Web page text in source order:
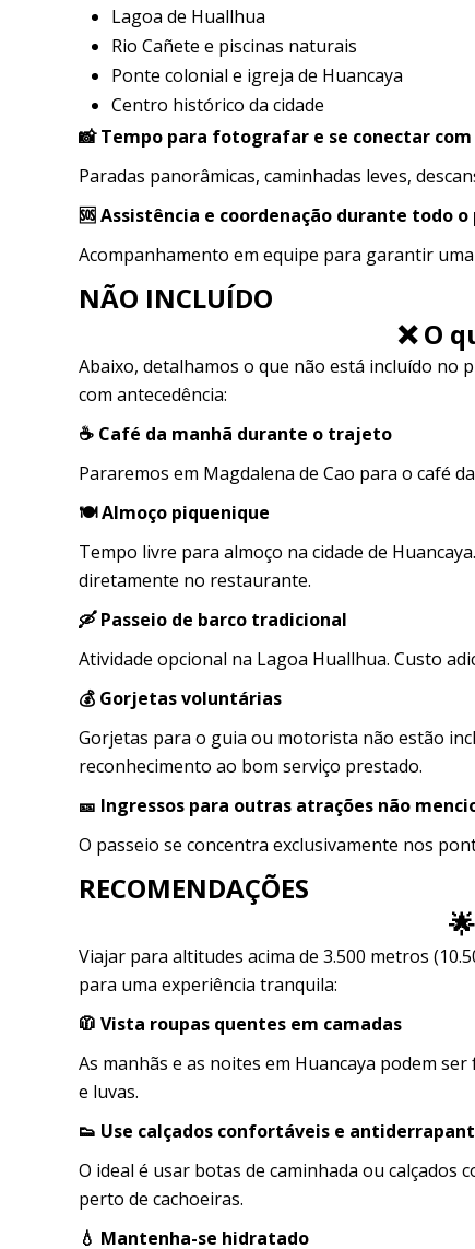
Lagoa de Huallhua
Rio Cañete e piscinas naturais
Ponte colonial e igreja de Huancaya
Centro histórico da cidade
📸 Tempo para fotografar e se conectar
Paradas panorâmicas, caminhadas leves,
🆘 Assistência e coordenação durante todo o
Acompanhamento em equipe para garantir
NÃO INCLUÍDO
❌ O
Abaixo, detalhamos o que não está incluído no
com antecedência:
☕ Café da manhã durante o trajeto
Pararemos em Magdalena de Cao para o café
🍽️ Almoço piquenique
Tempo livre para almoço na cidade de
diretamente no restaurante.
🛶 Passeio de barco tradicional
Atividade opcional na Lagoa Huallhua. Custo
💰 Gorjetas voluntárias
Gorjetas para o guia ou motorista não estão
reconhecimento ao bom serviço prestado.
🎫 Ingressos para outras atrações não
O passeio se concentra exclusivamente nos
RECOMENDAÇÕES
Viajar para altitudes acima de 3.500 metros
para uma experiência tranquila:
🧥 Vista roupas quentes em camadas
As manhãs e as noites em Huancaya podem
e luvas.
👟 Use calçados confortáveis ​​e
O ideal é usar botas de caminhada ou
perto de cachoeiras.
💧 Mantenha-se hidratado